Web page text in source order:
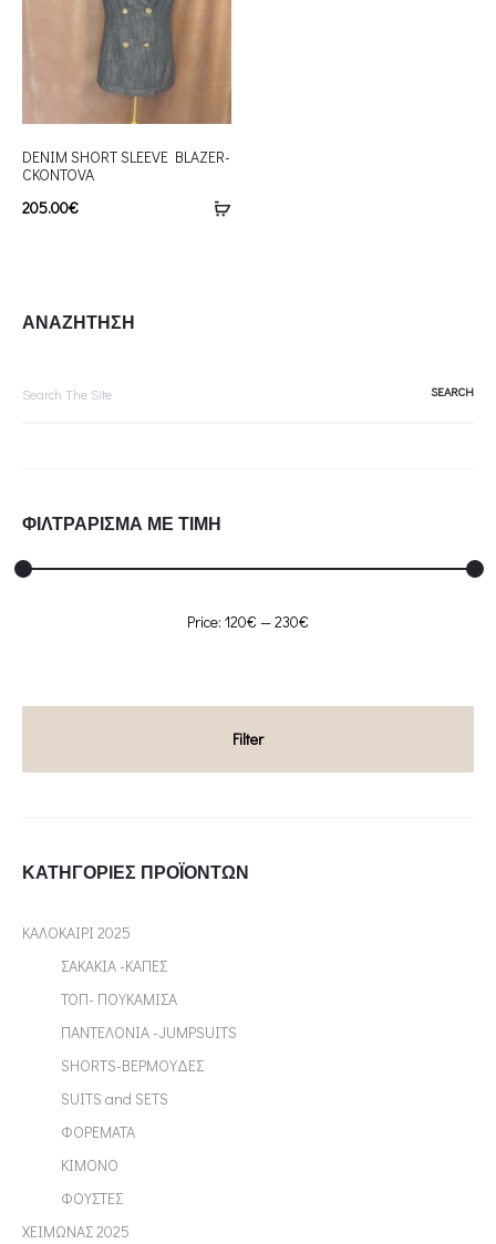
DENIM SHORT SLEEVE BLAZER-
CKONTOVA
205.00€
ΑΝΑΖΗΤΗΣΗ
ΦΙΛΤΡΑΡΙΣΜΑ ΜΕ ΤΙΜΗ
Min
Max
Filter
Price: 120€ —230€
ΚΑΤΗΓΟΡΊΕΣ ΠΡΟΪΌΝΤΩΝ
ΚΑΛΟΚΑΙΡΙ 2025
ΣΑΚΑΚΙΑ -ΚΑΠΕΣ
ΤΟΠ- ΠΟΥΚΑΜΙΣΑ
ΠΑΝΤΕΛΟΝΙΑ -JUMPSUITS
SHORTS-ΒΕΡΜΟΥΔΕΣ
SUITS and SETS
ΦΟΡΕΜΑΤΑ
ΚΙΜΟΝΟ
ΦΟΥΣΤΕΣ
ΧΕΙΜΩΝΑΣ 2025